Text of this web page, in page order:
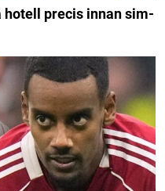
hotell precis innan sim-